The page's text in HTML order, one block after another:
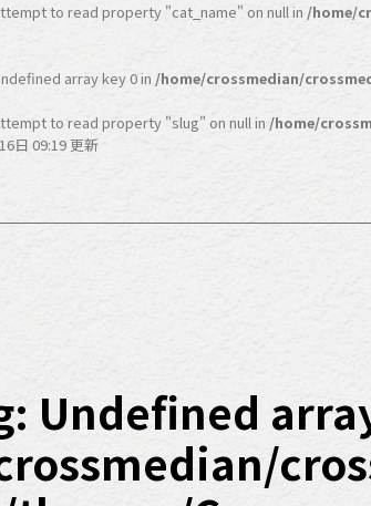
to read property "cat_name" on null in /home/
array key 0 in /home/crossmedian/
to read property "slug" on null in /home/
日 09:19 更新
: Undefined